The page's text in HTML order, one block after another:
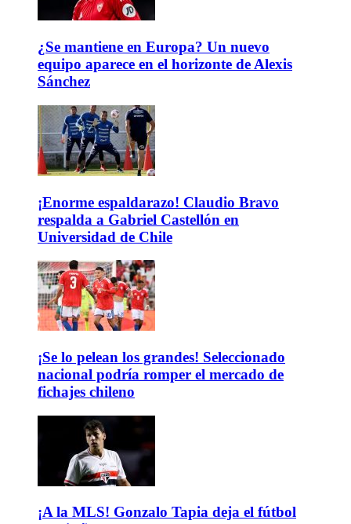
¿Se mantiene en Europa? Un nuevo
equipo aparece en el horizonte de Alexis
Sánchez
¡Enorme espaldarazo! Claudio Bravo
respalda a Gabriel Castellón en
Universidad de Chile
¡Se lo pelean los grandes! Seleccionado
nacional podría romper el mercado de
fichajes chileno
¡A la MLS! Gonzalo Tapia deja el fútbol